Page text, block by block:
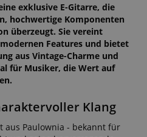
exklusive E-Gitarre, die
hochwertige Komponenten
überzeugt. Sie vereint
Features und bietet
aus Vintage-Charme und
für Musiker, die Wert auf
Klang
aus Paulownia - bekannt für